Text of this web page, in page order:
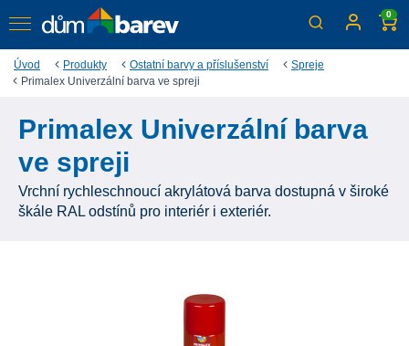
0
Úvod Produkty Ostatní barvy a příslušenství
Spreje
Primalex Univerzální barva ve spreji
Primalex Univerzální barva
ve spreji
Vrchní rychleschnoucí akrylátová barva dostupná v široké
škále RAL odstínů pro interiér i exteriér.